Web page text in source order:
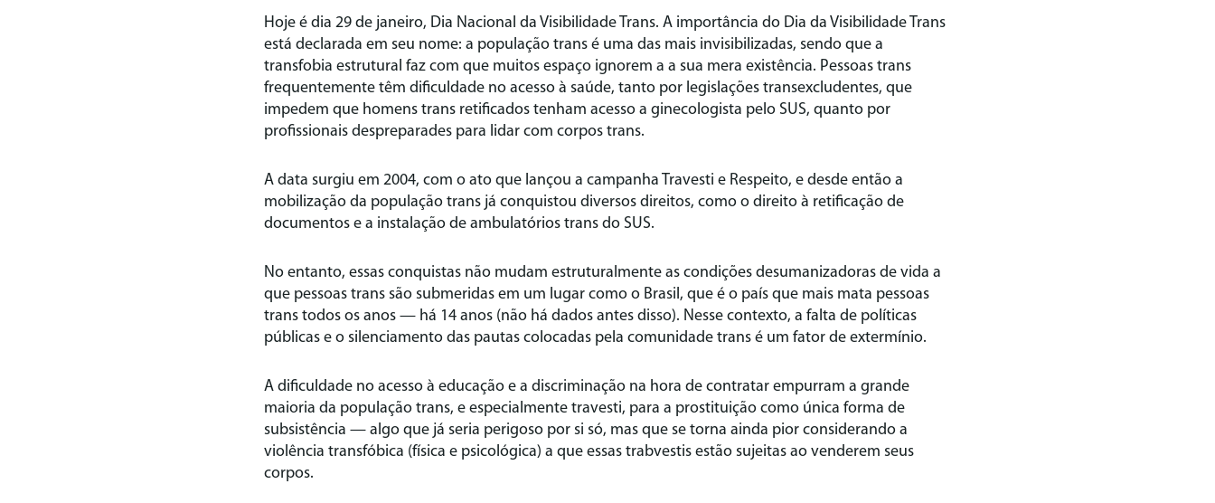
Hoje é dia 29 de janeiro, Dia Nacional da Visibilidade Trans. A importância do Dia da Visibilidade Trans
está declarada em seu nome: a população trans é uma das mais invisibilizadas, sendo que a
transfobia estrutural faz com que muitos espaço ignorem a a sua mera existência. Pessoas trans
frequentemente têm dificuldade no acesso à saúde, tanto por legislações transexcludentes, que
impedem que homens trans retificados tenham acesso a ginecologista pelo SUS, quanto por
profissionais despreparades para lidar com corpos trans.
A data surgiu em 2004, com o ato que lançou a campanha Travesti e Respeito, e desde então a
mobilização da população trans já conquistou diversos direitos, como o direito à retificação de
documentos e a instalação de ambulatórios trans do SUS.
No entanto, essas conquistas não mudam estruturalmente as condições desumanizadoras de vida a
que pessoas trans são submeridas em um lugar como o Brasil, que é o país que mais mata pessoas
trans todos os anos — há 14 anos (não há dados antes disso). Nesse contexto, a falta de políticas
públicas e o silenciamento das pautas colocadas pela comunidade trans é um fator de extermínio.
A dificuldade no acesso à educação e a discriminação na hora de contratar empurram a grande
maioria da população trans, e especialmente travesti, para a prostituição como única forma de
subsistência — algo que já seria perigoso por si só, mas que se torna ainda pior considerando a
violência transfóbica (física e psicológica) a que essas trabvestis estão sujeitas ao venderem seus
corpos.